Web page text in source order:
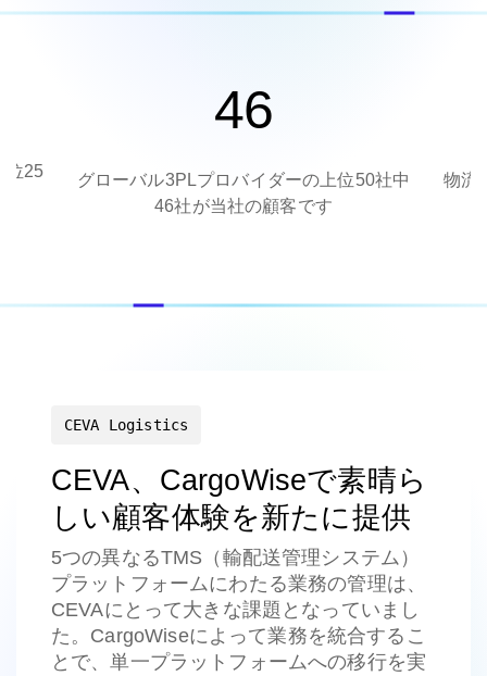
46
グローバル3PLプロバイダーの上位50社中
46社が当社の顧客です
物流企
CEVA Logistics
CEVA、CargoWiseで素晴ら
しい顧客体験を新たに提供
5つの異なるTMS（輸配送管理システム）
プラットフォームにわたる業務の管理は、
CEVAにとって大きな課題となっていまし
た。CargoWiseによって業務を統合するこ
とで、単一プラットフォームへの移行を実